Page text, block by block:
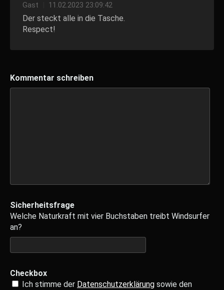
Gast 11.02.2023 23:09:42
Der steckt alle in die Tasche.
Respect!
Kommentar schreiben
Sicherheitsfrage
Welche Naturkraft mit vier Buchstaben treibt Windsurfer
an?
Checkbox
Ich stimme der Datenschutzerklärung sowie den